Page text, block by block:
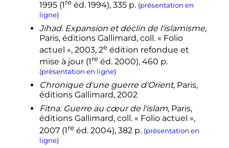
1995(1re éd.1994), 335 p. (présentation en
ligne)
Jihad. Expansion et déclin de l'islamisme,
Paris, éditions Gallimard, coll.« Folio
actuel », 2003, 2eédition refondue et
mise à jour (1re éd.2000), 460 p.
(présentation en ligne)
Chronique d'une guerre d'Orient, Paris,
éditions Gallimard, 2002
Fitna. Guerre au cœur de l'islam, Paris,
éditions Gallimard, coll.« Folio actuel »,
2007(1re éd.2004), 382 p. (présentation en
ligne)